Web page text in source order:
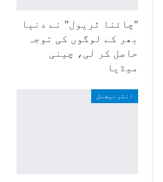
"چائنا ٹریول” نے دنیا
بھر کے لوگوں کی توجہ
حاصل کر لی، چینی
میڈیا
انٹرنیشنل